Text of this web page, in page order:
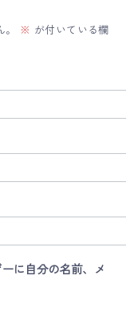
※ が付いている欄
に自分の名前、メ